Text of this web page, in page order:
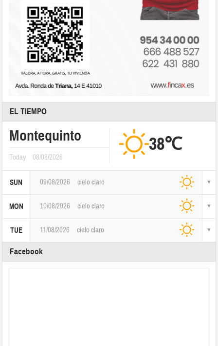
EL TIEMPO
Montequinto
Today 08/08/2026
38℃
SUN 09/08/2026 cielo claro
MON 10/08/2026 cielo claro
TUE 11/08/2026 cielo claro
Facebook